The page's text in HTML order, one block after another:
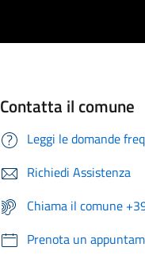
Contatta il comune
Leggi le domande
Richiedi Assistenza
Chiama il comune
Prenota un